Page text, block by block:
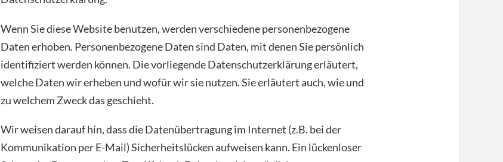
Wenn Sie diese Website benutzen, werden verschiedene personenbezogene
Daten erhoben. Personenbezogene Daten sind Daten, mit denen Sie persönlich
identifiziert werden können. Die vorliegende Datenschutzerklärung erläutert,
welche Daten wir erheben und wofür wir sie nutzen. Sie erläutert auch, wie und
zu welchem Zweck das geschieht.
Wir weisen darauf hin, dass die Datenübertragung im Internet (z.B. bei der
Kommunikation per E-Mail) Sicherheitslücken aufweisen kann. Ein lückenloser